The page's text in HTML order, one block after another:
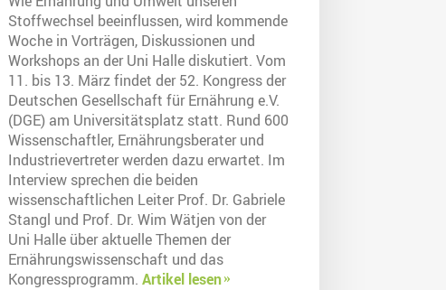
Stoffwechsel beeinflussen, wird kommende
Woche in Vorträgen, Diskussionen und
Workshops an der Uni Halle diskutiert. Vom
11. bis 13. März findet der 52. Kongress der
Deutschen Gesellschaft für Ernährung e.V.
(DGE) am Universitätsplatz statt. Rund 600
Wissenschaftler, Ernährungsberater und
Industrievertreter werden dazu erwartet. Im
Interview sprechen die beiden
wissenschaftlichen Leiter Prof. Dr. Gabriele
Stangl und Prof. Dr. Wim Wätjen von der
Uni Halle über aktuelle Themen der
Ernährungswissenschaft und das
Kongressprogramm. Artikel lesen